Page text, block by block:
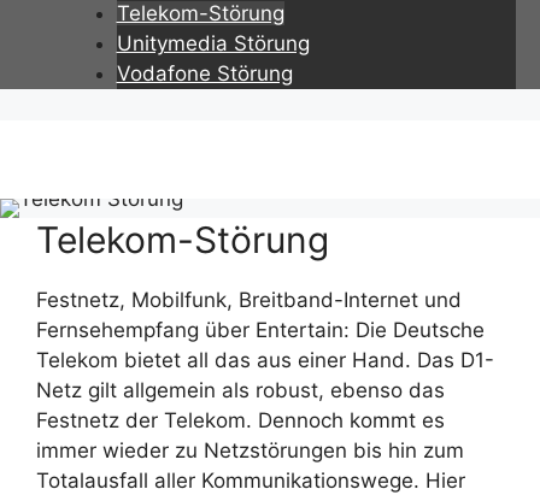
Telekom-Störung
Unitymedia Störung
Vodafone Störung
Telekom-Störung
Festnetz, Mobilfunk, Breitband-Internet und
Fernsehempfang über Entertain: Die Deutsche
Telekom bietet all das aus einer Hand. Das D1-
Netz gilt allgemein als robust, ebenso das
Festnetz der Telekom. Dennoch kommt es
immer wieder zu Netzstörungen bis hin zum
Totalausfall aller Kommunikationswege. Hier